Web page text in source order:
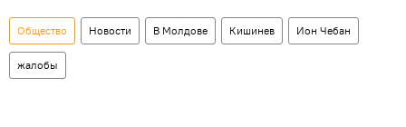
Общество Новости В Молдове Кишинев Ион Чебан
жалобы